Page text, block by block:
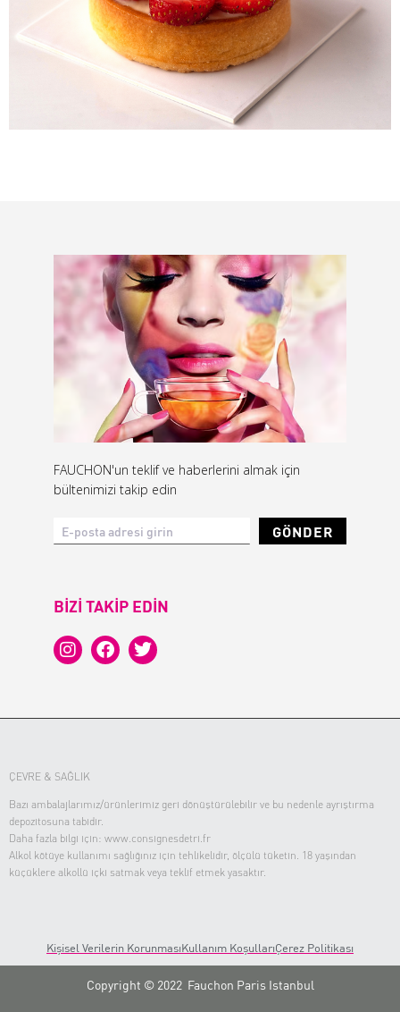
FAUCHON'un teklif ve haberlerini almak için
bültenimizi takip edin
GÖNDER
BİZİ TAKİP EDİN
ÇEVRE & SAĞLIK
Bazı ambalajlarımız/ürünlerimiz geri dönüştürülebilir ve bu nedenle ayrıştırma
depozitosuna tabidir.
Daha fazla bilgi için: www.consignesdetri.fr
Alkol kötüye kullanımı sağlığınız için tehlikelidir, ölçülü tüketin. 18 yaşından
küçüklere alkollü içki satmak veya teklif etmek yasaktır.
Kişisel Verilerin KorunmasıKullanım KoşullarıÇerez Politikası
Copyright © 2022 Fauchon Paris Istanbul